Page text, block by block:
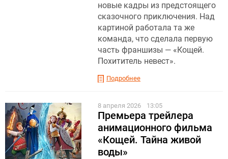
новые кадры из предстоящего
сказочного приключения. Над
картиной работала та же
команда, что сделала первую
часть франшизы — «Кощей.
Похититель невест».
Подробнее
8 апреля 2026 13:05
Премьера трейлера
анимационного фильма
«Кощей. Тайна живой
воды»